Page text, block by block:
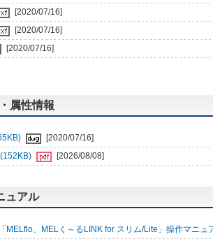
[2020/07/16]
[2020/07/16]
[2020/07/16]
属性情報
[2020/07/16]
[2026/08/08]
ュアル
MELflo、MELく～るLINK for スリム/Lite」操作マニュ